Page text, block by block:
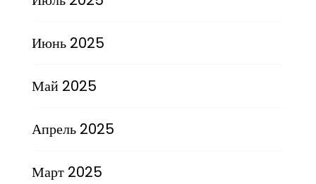
Июнь 2025
Май 2025
Апрель 2025
Март 2025